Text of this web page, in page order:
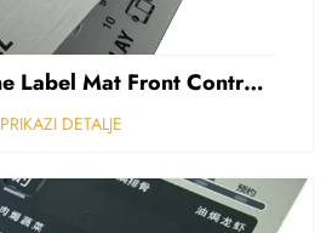
Gloss membrane Label Mat Front Control Panel Sticker Refuziran polikarbonat Grafički prekriven
PRIKAZI DETALJE